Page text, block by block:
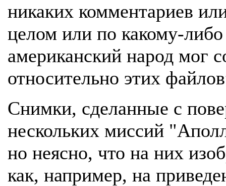
никаких комментариев
целом или по какому-
американский народ мог
относительно этих
Снимки, сделанные с
нескольких миссий
но неясно, что на них
как, например, на